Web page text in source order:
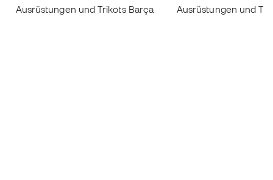
Ausrüstungen und Trikots Barça Ausrüstungen und